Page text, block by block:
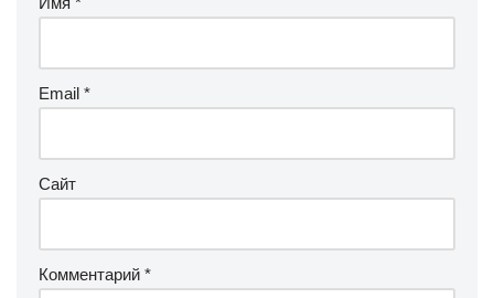
Email *
Сайт
Комментарий *